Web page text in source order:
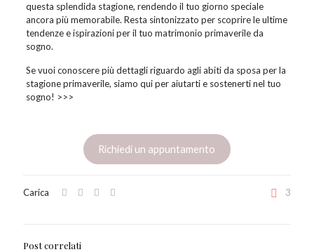
questa splendida stagione, rendendo il tuo giorno speciale
ancora più memorabile. Resta sintonizzato per scoprire le ultime
tendenze e ispirazioni per il tuo matrimonio primaverile da
sogno.
Se vuoi conoscere più dettagli riguardo agli abiti da sposa per la
stagione primaverile, siamo qui per aiutarti e sostenerti nel tuo
sogno! >>>
Richiedi un appuntamento
Carica 3
Post correlati